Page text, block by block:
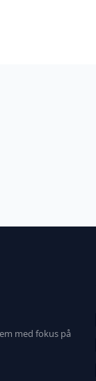
med fokus på